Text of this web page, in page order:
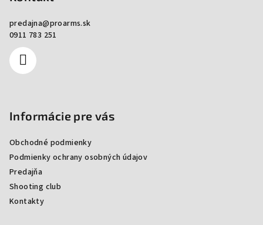
predajna@proarms.sk
0911 783 251
Informácie pre vás
Obchodné podmienky
Podmienky ochrany osobných údajov
Predajňa
Shooting club
Kontakty